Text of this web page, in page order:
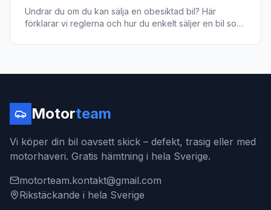
Undrar du om du kan sälja en obesiktad bil? Här
förklarar vi reglerna och hur du enkelt säljer en bil som
Motorteam
Vi köper din bil oavsett skick – defekt, trasig eller med
motorhaveri. Gratis hämtning i hela Sverige.
motorteam.kontakt@gmail.com
Rikstäckande i hela Sverige